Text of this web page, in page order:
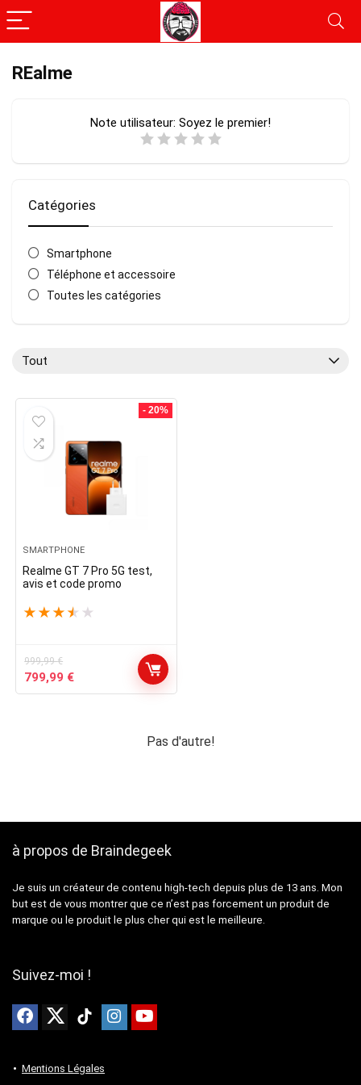
REalme
Note utilisateur: Soyez le premier!
Catégories
Smartphone
Téléphone et accessoire
Toutes les catégories
Tout
- 20%
SMARTPHONE
Realme GT 7 Pro 5G test,
avis et code promo
★ ★ ★ ★ ★
999,99€
Le
prix
799,99 €Le
prix
Pas d'autre!
à propos de Braindegeek
Je suis un créateur de contenu high-tech depuis plus de 13 ans. Mon
but est de vous montrer que ce n’est pas forcement un produit de
marque ou le produit le plus cher qui est le meilleure.
Suivez-moi !
Mentions Légales